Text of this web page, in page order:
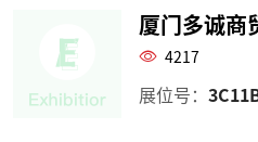
厦门多诚商
4217
展位号：